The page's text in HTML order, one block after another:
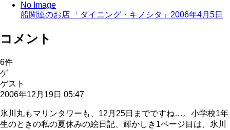
No Image
船関連のお店 「ダイニング・キノシタ」 2006年4月5日
コメント
6件
ゲ
ゲスト
2006年12月19日 05:47
氷川丸もマリンタワーも、12月25日までですね…。小学校1年
生のときの私の夏休みの絵日記、輝かしき1ページ目は、氷川